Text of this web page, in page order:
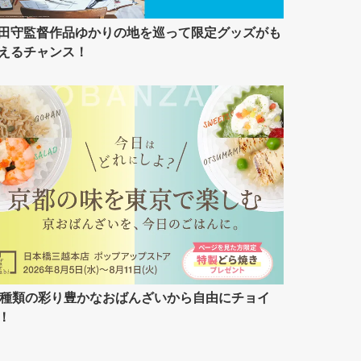
守監督作品ゆかりの地を巡って限定グッズがも
るチャンス！
類の彩り豊かなおばんざいから自由にチョイ